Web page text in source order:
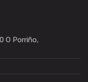
O Porriño,